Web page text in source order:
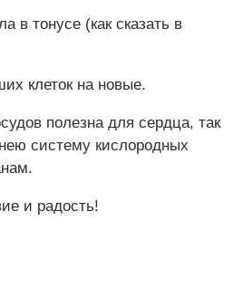
в тонусе (как сказать в
клеток на новые.
полезна для сердца, так
систему кислородных
и радость!